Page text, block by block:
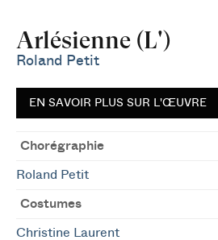
Arlésienne (L')
Roland Petit
EN SAVOIR PLUS SUR L'ŒUVRE
Chorégraphie
Roland Petit
Costumes
Christine Laurent